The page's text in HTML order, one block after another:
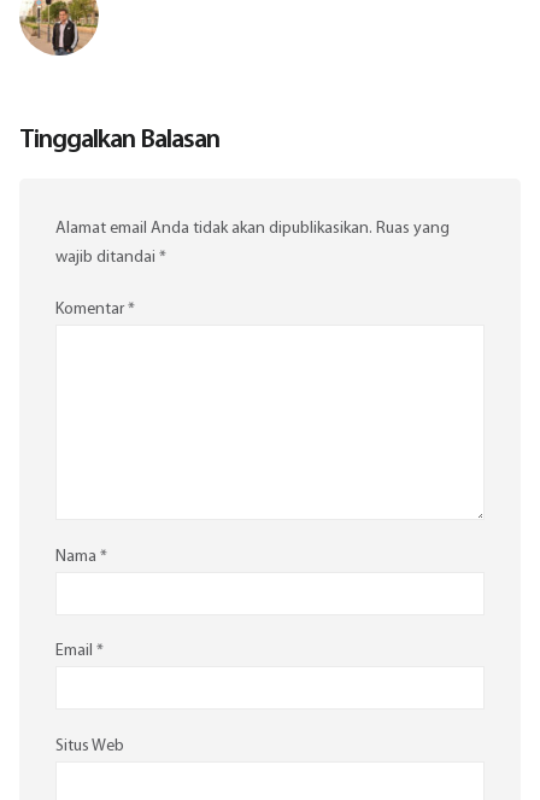
Tinggalkan Balasan
Alamat email Anda tidak akan dipublikasikan. Ruas yang
wajib ditandai *
Komentar*
Nama *
Email *
Situs Web